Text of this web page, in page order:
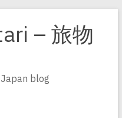
– 旅物
blog